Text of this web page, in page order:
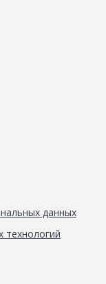
данных
технологий